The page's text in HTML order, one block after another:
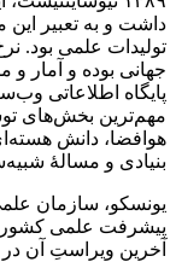
داشت و به تعبیر
تولیدات علمی بود.
جهانی بوده و آمار و
مهم‌ترین بخش‌های
هوافضا، دانش
بنیادی و مسالۀ
یونسکو، سازمان